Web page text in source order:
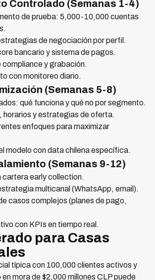
Controlado (Semanas 1-4)
de prueba: 5,000-10,000 cuentas
de negociación por perfil.
bancario y sistema de pagos.
y grabación.
con monitoreo diario.
(Semanas 5-8)
qué funciona y qué no por segmento.
horarios y estrategias de oferta.
enfoques para maximizar
modelo con data chilena específica.
(Semanas 9-12)
cartera early collection.
multicanal (WhatsApp, email).
casos complejos (planes de pago,
con KPIs en tiempo real.
para Casas
típica con 100,000 clientes activos y
mora de $2,000 millones CLP puede